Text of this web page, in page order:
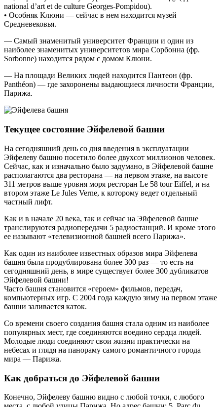
national d’art et de culture Georges-Pompidou).
• Особняк Клюни — сейчас в нем находится музей
Средневековья.
— Самый знаменитый университет Франции и один из
наиболее знаменитых университетов мира Сорбонна (фр.
Sorbonne) находится рядом с домом Клюни.
— На площади Великих людей находится Пантеон (фр.
Panthéon) — где захоронены выдающиеся личности Франции,
Парижа.
Текущее состояние Эйфелевой башни
На сегодняшний день со дня введения в эксплуатации
Эйфелеву башню посетило более двухсот миллионов человек.
Сейчас, как и изначально было задумано, в Эйфелевой башне
располагаются два ресторана — на первом этаже, на высоте
311 метров выше уровня моря ресторан Le 58 tour Eiffel, и на
втором этаже Le Jules Verne, к которому ведет отдельный
частный лифт.
Как и в начале 20 века, так и сейчас на Эйфелевой башне
транслируются радиопередачи 5 радиостанций. И кроме этого
ее называют «телевизионной башней всего Парижа».
Как один из наиболее известных образов мира Эйфелева
башня была продублирована более 300 раз — то есть на
сегодняшний день, в мире существует более 300 дубликатов
Эйфелевой башни!
Часто башня становится «героем» фильмов, передач,
компьютерных игр. С 2004 года каждую зиму на первом этаже
башни заливается каток.
Со времени своего создания башня стала одним из наиболее
популярных мест, где соединяются воедино сердца людей.
Молодые люди соединяют свои жизни практически на
небесах и глядя на панораму самого романтичного города
мира — Парижа.
Как добраться до Эйфелевой башни
Конечно, Эйфелеву башню видно с любой точки, с любого